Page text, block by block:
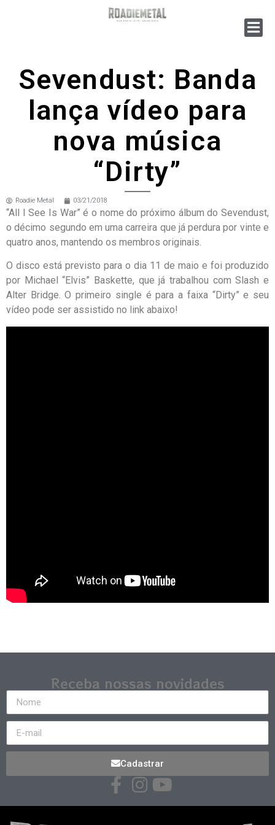
Sevendust: Banda
lança vídeo para
nova música
“Dirty”
Roadie Metal 03/21/2018
“All I See Is War” é o nome do próximo álbum do Sevendust,
o décimo segundo em uma carreira que já perdura por vinte e
quatro anos, mantendo os membros originais.
O disco está previsto para o dia 11 de maio e foi produzido
por Michael “Elvis” Baskette, que já trabalhou com Slash e
Alter Bridge. O primeiro single é para a faixa “Dirty” e seu
vídeo pode ser assistido no link abaixo!
Receba nossas novidades
Cadastrar